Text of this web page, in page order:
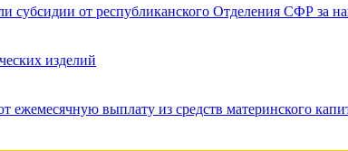
субсидии от республиканского Отделения СФР за
изделий
выплату из средств материнского